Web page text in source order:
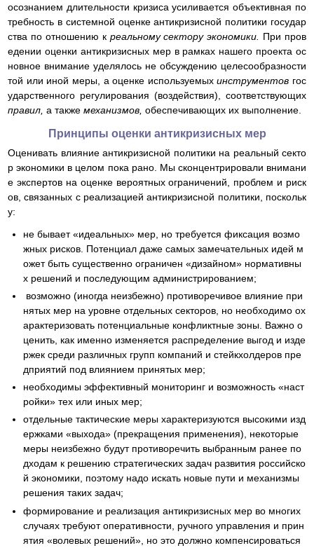
осознанием длительности кризиса усиливается объективная по
требность в системной оценке антикризисной политики государ
ства по отношению к реальному сектору экономики. При пров
едении оценки антикризисных мер в рамках нашего проекта ос
новное внимание уделялось не обсуждению целесообразности
той или иной меры, а оценке используемыхинструментов гос
ударственного регулирования (воздействия), соответствующих
правил, а также механизмов, обеспечивающих их выполнение.
Принципы оценки антикризисных мер
Оценивать влияние антикризисной политики на реальный секто
р экономики в целом пока рано. Мы сконцентрировали внимани
е экспертов на оценке вероятных ограничений, проблем и риск
ов, связанных с реализацией антикризисной политики, поскольк
у:
не бывает «идеальных» мер, но требуется фиксация возмо
жных рисков. Потенциал даже самых замечательных идей м
ожет быть существенно ограничен «дизайном» нормативны
х решений и последующим администрированием;
возможно (иногда неизбежно) противоречивое влияние при
нятых мер на уровне отдельных секторов, но необходимо ох
арактеризовать потенциальные конфликтные зоны. Важно о
ценить, как именно изменяется распределение выгод и изде
ржек среди различных групп компаний и стейкхолдеров пре
дприятий под влиянием принятых мер;
необходимы эффективный мониторинг и возможность «наст
ройки» тех или иных мер;
отдельные тактические меры характеризуются высокими изд
ержками «выхода» (прекращения применения), некоторые
меры неизбежно будут противоречить выбранным ранее по
дходам к решению стратегических задач развития российско
й экономики, поэтому надо искать новые пути и механизмы
решения таких задач;
формирование и реализация антикризисных мер во многих
случаях требуют оперативности, ручного управления и прин
ятия «волевых решений», но это должно компенсироваться